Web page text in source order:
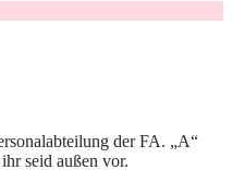
der FA. „A“
seid außen vor.